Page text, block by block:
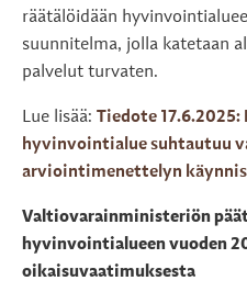
räätälöidään
suunnitelma, jolla katetaan
palvelut turvaten.
Lue lisää: Tiedote 17.6.2025:
hyvinvointialue suhtautuu
arviointimenettelyn
Valtiovarainministeriön
hyvinvointialueen vuoden
oikaisuvaatimuksesta